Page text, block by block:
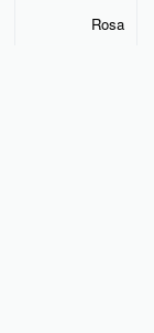
Rosa